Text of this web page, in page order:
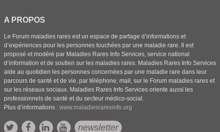
A PROPOS
Le Forum maladies rares est un espace de partage d’informations et
d’expériences pour les personnes touchées par une maladie rare. Il est
proposé et modéré par Maladies Rares Info Services, service national
d’information et de soutien sur les maladies rares. Maladies Rares Info Services
aide au quotidien les personnes concernées par une maladie rare dans leur
parcours de santé et de vie, par téléphone, mail, sur le Forum maladies rares et
sur les réseaux sociaux. Maladies Rares Info Services oriente aussi les
professionnels de santé et du secteur médico-social.
Plus d’informations : www.maladiesraresinfo.org
newsletter